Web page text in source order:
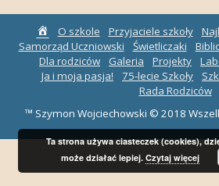
Strona
główna
O szkole Przyjaciele szkoły
Samorząd Uczniowski
Świetliczaki
Dla rodziców
Galeria Projekty
Ja i moja pasja!
75-lecie Szkoły
Rada Rodziców
™ Szymon Wojciechowski © 2018
Ta strona używa ciasteczek (cookies),
może działać lepiej.Czytaj więcej